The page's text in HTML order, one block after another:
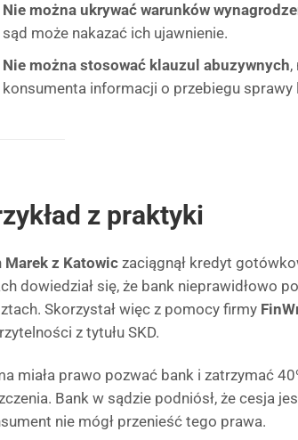
Nie można ukrywać warunków
sąd może nakazać ich ujawnienie.
Nie można stosować klauzul abuzywnych,
konsumenta informacji o przebiegu sprawy
z praktyki
Marek z Katowic zaciągnął kredyt
dowiedział się, że bank nieprawidłowo
Skorzystał więc z pomocy firmy
z tytułu SKD.
miała prawo pozwać bank i zatrzymać
Bank w sądzie podniósł, że cesja
nie mógł przenieść tego prawa.